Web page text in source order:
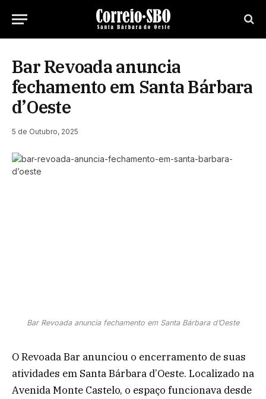
Bar Revoada anuncia
fechamento em Santa Bárbara
d’Oeste
5 de Outubro, 2025
Bar Revoada anuncia fechamento em Santa Bárbara d’Oeste
O Revoada Bar anunciou o encerramento de suas
atividades em Santa Bárbara d’Oeste. Localizado na
Avenida Monte Castelo, o espaço funcionava desde